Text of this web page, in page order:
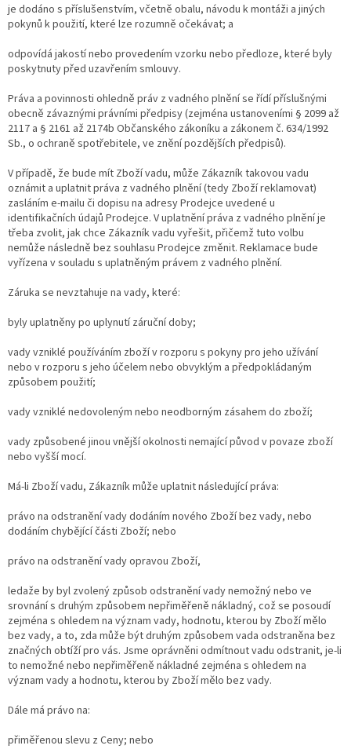
je dodáno s příslušenstvím, včetně obalu, návodu k montáži a jiných
pokynů k použití, které lze rozumně očekávat; a
odpovídá jakostí nebo provedením vzorku nebo předloze, které byly
poskytnuty před uzavřením smlouvy.
Práva a povinnosti ohledně práv z vadného plnění se řídí příslušnými
obecně závaznými právními předpisy (zejména ustanoveními § 2099 až
2117 a § 2161 až 2174b Občanského zákoníku a zákonem č. 634/1992
Sb., o ochraně spotřebitele, ve znění pozdějších předpisů).
V případě, že bude mít Zboží vadu, může Zákazník takovou vadu
oznámit a uplatnit práva z vadného plnění (tedy Zboží reklamovat)
zasláním e-mailu či dopisu na adresy Prodejce uvedené u
identifikačních údajů Prodejce. V uplatnění práva z vadného plnění je
třeba zvolit, jak chce Zákazník vadu vyřešit, přičemž tuto volbu
nemůže následně bez souhlasu Prodejce změnit. Reklamace bude
vyřízena v souladu s uplatněným právem z vadného plnění.
Záruka se nevztahuje na vady, které:
byly uplatněny po uplynutí záruční doby;
vady vzniklé používáním zboží v rozporu s pokyny pro jeho užívání
nebo v rozporu s jeho účelem nebo obvyklým a předpokládaným
způsobem použití;
vady vzniklé nedovoleným nebo neodborným zásahem do zboží;
vady způsobené jinou vnější okolnosti nemající původ v povaze zboží
nebo vyšší mocí.
Má-li Zboží vadu, Zákazník může uplatnit následující práva:
právo na odstranění vady dodáním nového Zboží bez vady, nebo
dodáním chybějící části Zboží; nebo
právo na odstranění vady opravou Zboží,
ledaže by byl zvolený způsob odstranění vady nemožný nebo ve
srovnání s druhým způsobem nepřiměřeně nákladný, což se posoudí
zejména s ohledem na význam vady, hodnotu, kterou by Zboží mělo
bez vady, a to, zda může být druhým způsobem vada odstraněna bez
značných obtíží pro vás. Jsme oprávněni odmítnout vadu odstranit, je-li
to nemožné nebo nepřiměřeně nákladné zejména s ohledem na
význam vady a hodnotu, kterou by Zboží mělo bez vady.
Dále má právo na:
přiměřenou slevu z Ceny; nebo